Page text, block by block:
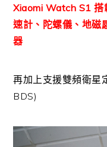
Xiaomi Watch S1 搭
速計、陀螺儀、地磁
器
再加上支援雙頻衛星
BDS)